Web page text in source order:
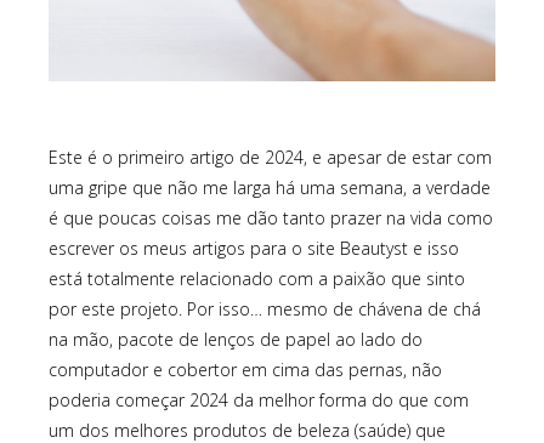
Este é o primeiro artigo de 2024, e apesar de estar com
uma gripe que não me larga há uma semana, a verdade
é que poucas coisas me dão tanto prazer na vida como
escrever os meus artigos para o site Beautyst e isso
está totalmente relacionado com a paixão que sinto
por este projeto. Por isso… mesmo de chávena de chá
na mão, pacote de lenços de papel ao lado do
computador e cobertor em cima das pernas, não
poderia começar 2024 da melhor forma do que com
um dos melhores produtos de beleza (saúde) que